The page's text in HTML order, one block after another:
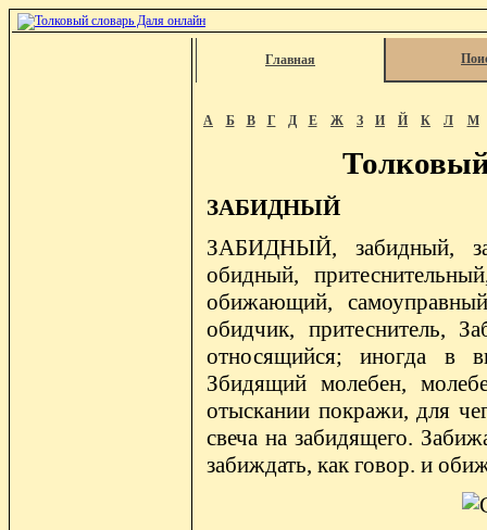
Главная
А Б В Г Д Е Ж З И Й К Л М
ЗАБИДНЫЙ
ЗАБИДНЫЙ, забидный,
обидный,
обижающий,
обидчик, притеснитель,
относящийся; иногда в
Збидящий молебен,
отыскании покражи, для
свеча на забидящего.
забиждать, как говор. и